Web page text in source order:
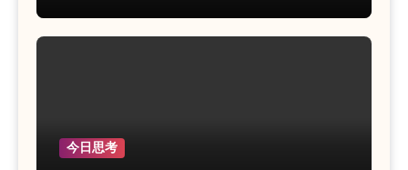
今日思考